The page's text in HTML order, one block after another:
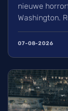
nieuwe
Washington.
nieuws over
Thursday
07-08-2026